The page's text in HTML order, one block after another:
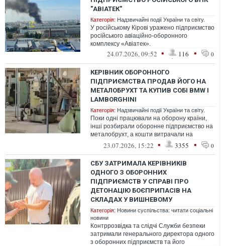
"АВІАТЕК"
Категорія: Надзвичайні події України та світу.
У російському Кірові уражено підприємство
російського авіаційно-оборонного
комплексу «Авіатек».
24.07.2026, 09:52 • 116 • 0
КЕРІВНИК ОБОРОННОГО
ПІДПРИЄМСТВА ПРОДАВ ЙОГО НА
МЕТАЛОБРУХТ ТА КУПИВ СОБІ BMW І
LAMBORGHINI
Категорія: Надзвичайні події України та світу.
Поки одні працювали на оборону країни,
інші розбирали оборонне підприємство на
металобрухт, а кошти витрачали на
придбання елітних автомобілів
23.07.2026, 15:22 • 3355 • 0
СБУ ЗАТРИМАЛА КЕРІВНИКІВ
ОДНОГО З ОБОРОННИХ
ПІДПРИЄМСТВ У СПРАВІ ПРО
ДЕТОНАЦІЮ БОЄПРИПАСІВ НА
СКЛАДАХ У ВИШНЕВОМУ
Категорія: Новини суспільства: читати соціальні
новини
Контррозвідка та слідчі Служби безпеки
затримали генерального директора одного
з оборонних підприємств та його